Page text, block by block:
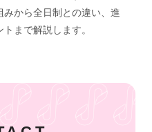
から全日制との違い、進
まで解説します。